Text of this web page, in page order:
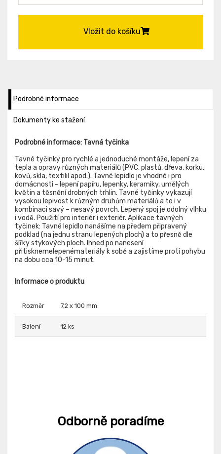
Vložit do košíku
Podrobné informace
Dokumenty ke stažení
Podrobné informace: Tavná tyčinka
Tavné tyčinky pro rychlé a jednoduché montáže, lepení za
tepla a opravy různých materiálů (PVC, plastů, dřeva, korku,
kovů, skla, textilií apod.). Tavné lepidlo je vhodné i pro
domácnosti - lepení papíru, lepenky, keramiky, umělých
květin a těsnění drobných trhlin. Tavné tyčinky vykazují
vysokou lepivost k různým druhům materiálů a to i v
kombinaci savý – nesavý povrch. Lepený spoj je odolný vlhku
i vodě. Použití pro interiér i exteriér. Aplikace tavných
tyčinek: Tavné lepidlo nanášíme na předem připravený
podklad (na jednu stranu lepených ploch) a to přesně dle
šířky stykových ploch. Ihned po nanesení
přitisknemelepenémateriály k sobě a zajistíme proti pohybu
na dobu cca 10-15 minut.
Informace o produktu
Rozměr 7,2 x 100 mm
Balení 12 ks
Odborně poradíme